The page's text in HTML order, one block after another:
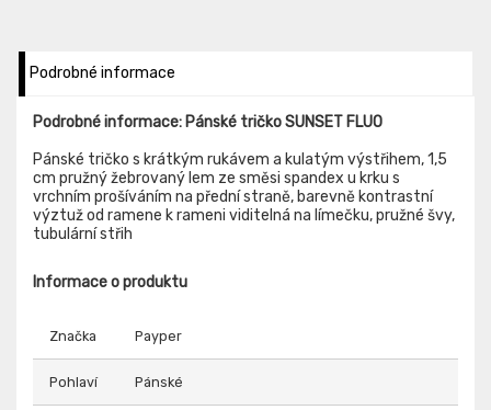
Podrobné informace
Podrobné informace: Pánské tričko SUNSET FLUO
Pánské tričko s krátkým rukávem a kulatým výstřihem, 1,5
cm pružný žebrovaný lem ze směsi spandex u krku s
vrchním prošíváním na přední straně, barevně kontrastní
výztuž od ramene k rameni viditelná na límečku, pružné švy,
tubulární střih
Informace o produktu
Značka Payper
Pohlaví Pánské